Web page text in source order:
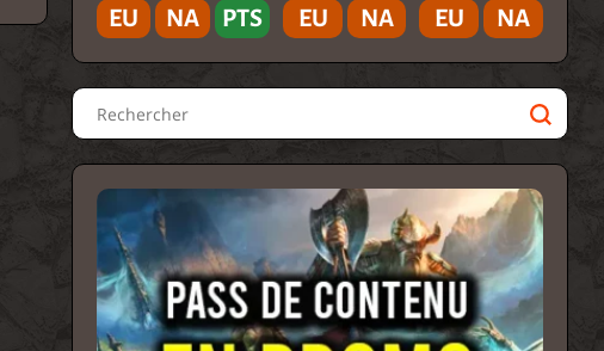
EU NA PTS EU NA EU NA
Rechercher